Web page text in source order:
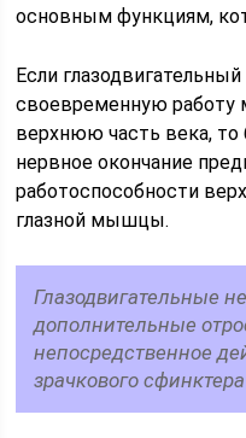
основным функциям,
Если
своевременную
верхнюю часть века,
нервное окончание
работоспособности
глазной мышцы.
Глазодвигательные
дополнительные
непосредственное
зрачкового